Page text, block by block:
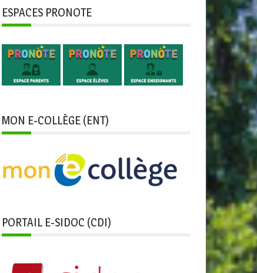
ESPACES PRONOTE
MON E-COLLÈGE (ENT)
PORTAIL E-SIDOC (CDI)